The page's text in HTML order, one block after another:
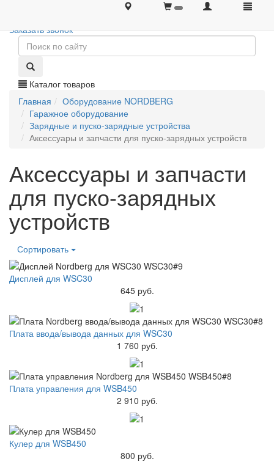
+7 (495) 646-08-66 +7 (495) 646-08-66
Заказать звонок
Каталог товаров
Главная
Оборудование NORDBERG
Гаражное оборудование
Зарядные и пуско-зарядные устройства
Аксессуары и запчасти для пуско-зарядных устройств
Аксессуары и запчасти
для пуско-зарядных
устройств
Сортировать
Дисплей для WSC30
645 руб.
Плата ввода/вывода данных для WSC30
1 760 руб.
Плата управления для WSB450
2 910 руб.
Кулер для WSB450
800 руб.